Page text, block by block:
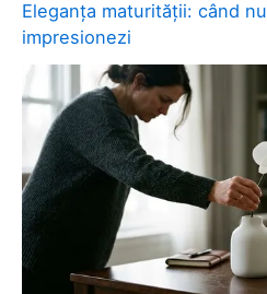
Eleganța maturității: când
impresionezi